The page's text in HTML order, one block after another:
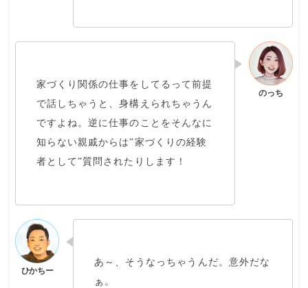
家づくり関係の仕事をしてるって前提
で話しちゃうと、身構えられちゃうん
ですよね。逆に仕事のことをそんなに
知らない親戚からは”家づくりの経験
者 として”質問されたりします！
あ～、そうなっちゃうんだ。意外だな
ぁ。